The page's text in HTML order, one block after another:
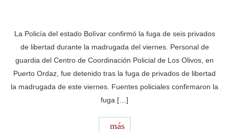
La Policía del estado Bolívar confirmó la fuga de seis privados
de libertad durante la madrugada del viernes. Personal de
guardia del Centro de Coordinación Policial de Los Olivos, en
Puerto Ordaz, fue detenido tras la fuga de privados de libertad
la madrugada de este viernes. Fuentes policiales confirmaron la
fuga […]
más